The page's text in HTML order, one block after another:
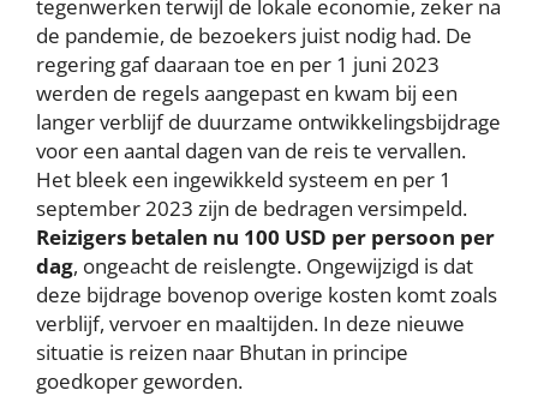
tegenwerken terwijl de lokale economie, zeker na
de pandemie, de bezoekers juist nodig had. De
regering gaf daaraan toe en per 1 juni 2023
werden de regels aangepast en kwam bij een
langer verblijf de duurzame ontwikkelingsbijdrage
voor een aantal dagen van de reis te vervallen.
Het bleek een ingewikkeld systeem en per 1
september 2023 zijn de bedragen versimpeld.
Reizigers betalen nu 100 USD per persoon per
dag, ongeacht de reislengte. Ongewijzigd is dat
deze bijdrage bovenop overige kosten komt zoals
verblijf, vervoer en maaltijden. In deze nieuwe
situatie is reizen naar Bhutan in principe
goedkoper geworden.